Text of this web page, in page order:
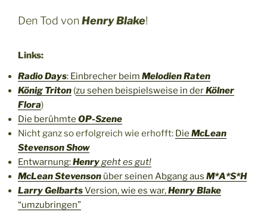
Den Tod von Henry Blake!
Links:
Radio Days: Einbrecher beim Melodien Raten
König Triton (zu sehen beispielsweise in derKölner
Flora)
Die berühmte OP-Szene
Nicht ganz so erfolgreich wie erhofft: Die McLean
Stevenson Show
Entwarnung:Henry geht es gut!
McLean Stevenson über seinen Abgang aus M*A*S*H
Larry GelbartsVersion, wie es war,Henry Blake
“umzubringen”